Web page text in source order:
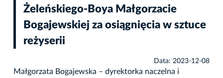
Żeleńskiego-Boya Małgorzacie
Bogajewskiej za osiągnięcia w sztuce
reżyserii
Data: 2023-12-08
Małgorzata Bogajewska – dyrektorka naczelna i